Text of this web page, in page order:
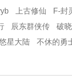
上古修仙
F-封
辰东群侠传
破
星大陆
不休的勇